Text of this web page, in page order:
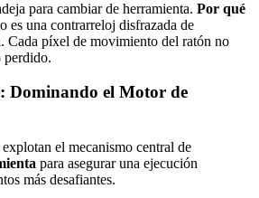
para cambiar de herramienta. Por qué
es una contrarreloj disfrazada de
Cada píxel de movimiento del ratón no
perdido.
Dominando el Motor de
explotan el mecanismo central de
para asegurar una ejecución
más desafiantes.